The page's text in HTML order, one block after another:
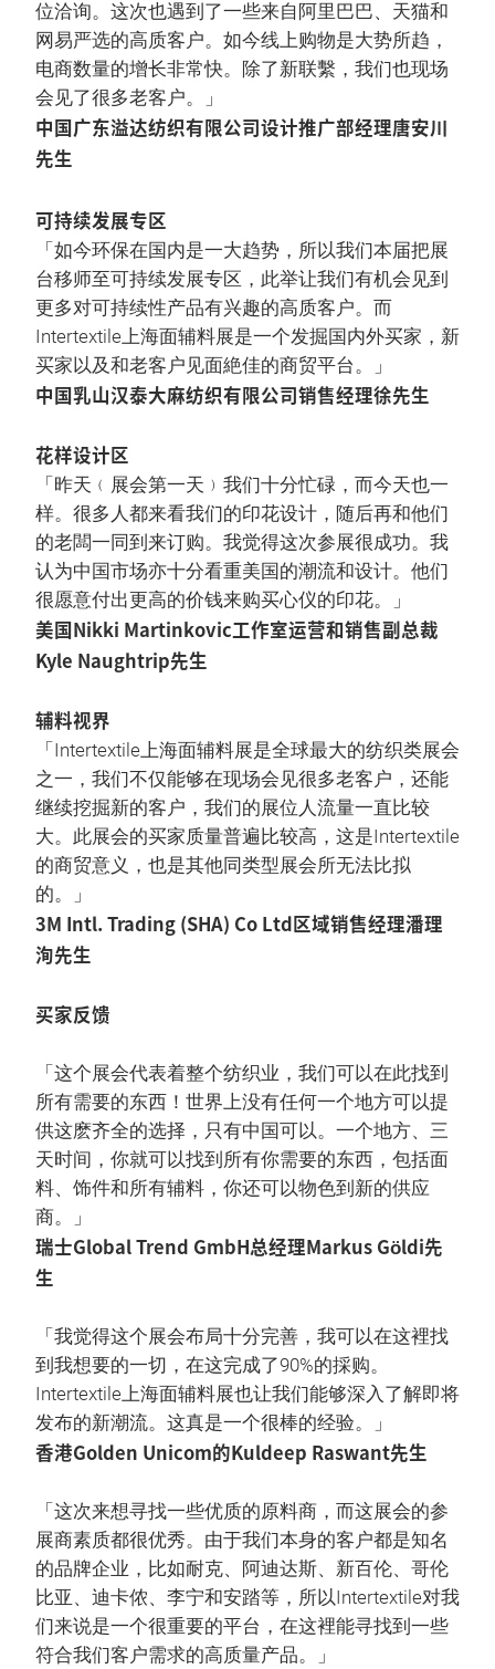
位洽询。这次也遇到了一些来自阿里巴巴、天猫和
网易严选的高质客户。如今线上购物是大势所趋，
电商数量的增长非常快。除了新联繫，我们也现场
会见了很多老客户。」
中国广东溢达纺织有限公司设计推广部经理唐安川
先生
可持续发展专区
「如今环保在国内是一大趋势，所以我们本届把展
台移师至可持续发展专区，此举让我们有机会见到
更多对可持续性产品有兴趣的高质客户。而
Intertextile上海面辅料展是一个发掘国内外买家，新
买家以及和老客户见面絶佳的商贸平台。」
中国乳山汉泰大麻纺织有限公司销售经理徐先生
花样设计区
「昨天﹙展会第一天﹚我们十分忙碌，而今天也一
样。很多人都来看我们的印花设计，随后再和他们
的老闆一同到来订购。我觉得这次参展很成功。我
认为中国市场亦十分看重美国的潮流和设计。他们
很愿意付出更高的价钱来购买心仪的印花。」
美国Nikki Martinkovic工作室运营和销售副总裁
Kyle Naughtrip先生
辅料视界
「Intertextile上海面辅料展是全球最大的纺织类展会
之一，我们不仅能够在现场会见很多老客户，还能
继续挖掘新的客户，我们的展位人流量一直比较
大。此展会的买家质量普遍比较高，这是Intertextile
的商贸意义，也是其他同类型展会所无法比拟
的。」
3M Intl. Trading (SHA) Co Ltd区域销售经理潘理
洵先生
买家反馈
「这个展会代表着整个纺织业，我们可以在此找到
所有需要的东西！世界上没有任何一个地方可以提
供这麽齐全的选择，只有中国可以。一个地方、三
天时间，你就可以找到所有你需要的东西，包括面
料、饰件和所有辅料，你还可以物色到新的供应
商。」
瑞士Global Trend GmbH总经理Markus Göldi先
生
「我觉得这个展会布局十分完善，我可以在这裡找
到我想要的一切，在这完成了90%的採购。
Intertextile上海面辅料展也让我们能够深入了解即将
发布的新潮流。这真是一个很棒的经验。」
香港Golden Unicom的Kuldeep Raswant先生
「这次来想寻找一些优质的原料商，而这展会的参
展商素质都很优秀。由于我们本身的客户都是知名
的品牌企业，比如耐克、阿迪达斯、新百伦、哥伦
比亚、迪卡侬、李宁和安踏等，所以Intertextile对我
们来说是一个很重要的平台，在这裡能寻找到一些
符合我们客户需求的高质量产品。」